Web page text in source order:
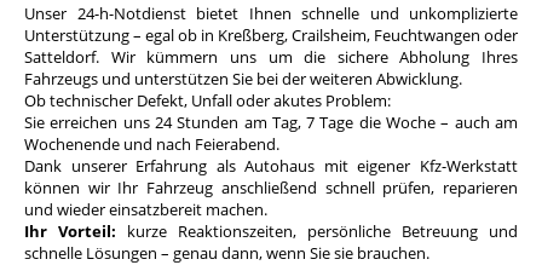
Unser 24-h-Notdienst bietet Ihnen schnelle und unkomplizierte
Unterstützung – egal ob in Kreßberg, Crailsheim, Feuchtwangen oder
Satteldorf. Wir kümmern uns um die sichere Abholung Ihres
Fahrzeugs und unterstützen Sie bei der weiteren Abwicklung.
Ob technischer Defekt, Unfall oder akutes Problem:
Sie erreichen uns 24 Stunden am Tag, 7 Tage die Woche – auch am
Wochenende und nach Feierabend.
Dank unserer Erfahrung als Autohaus mit eigener Kfz-Werkstatt
können wir Ihr Fahrzeug anschließend schnell prüfen, reparieren
und wieder einsatzbereit machen.
Ihr Vorteil: kurze Reaktionszeiten, persönliche Betreuung und
schnelle Lösungen – genau dann, wenn Sie sie brauchen.